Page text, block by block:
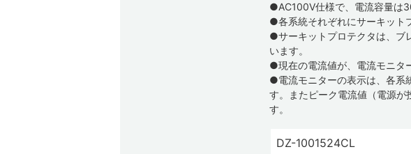
●AC100V仕様で、電流容量は
●各系統それぞれにサーキット
●サーキットプロテクタは、ブ
います。
●現在の電流値が、電流モニタ
●電流モニターの表示は、各系
す。またピーク電流値（電源
す。
DZ-1001524CL